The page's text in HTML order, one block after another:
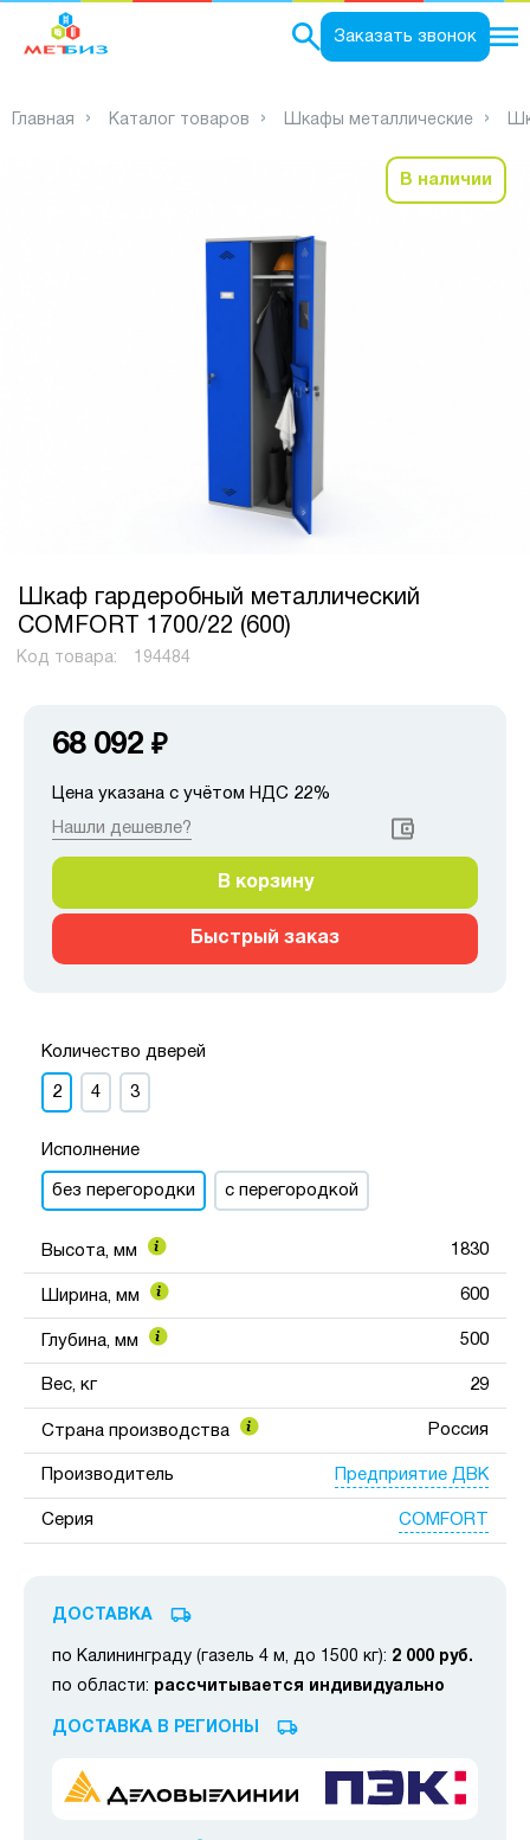
Заказать звонок
Главная Каталог товаров Шкафы металлические
В наличии
Шкаф гардеробный металлический
COMFORT 1700/22 (600)
Код товара: 194484
68 092 ₽
Цена указана с учётом НДС 22%
Нашли дешевле?
В корзину
Быстрый заказ
Количество дверей
2 4 3
Исполнение
без перегородки с перегородкой
Высота, мм 1830
Ширина, мм 600
Глубина, мм 500
Вес, кг 29
Страна производства Россия
Производитель Предприятие ДВК
Серия COMFORT
ДОСТАВКА
по Калининграду (газель 4 м, до 1500 кг): 2 000 руб.
по области: рассчитывается индивидуально
ДОСТАВКА В РЕГИОНЫ